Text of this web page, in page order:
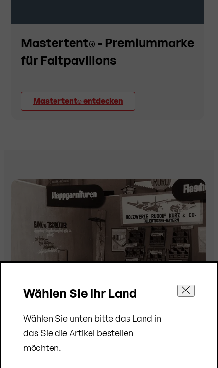
Mastertent® - Premiummarke
für Faltpavillons
Mastertent® entdecken
Wählen Sie Ihr Land
Wählen Sie unten bitte das Land in
das Sie die Artikel bestellen
möchten.